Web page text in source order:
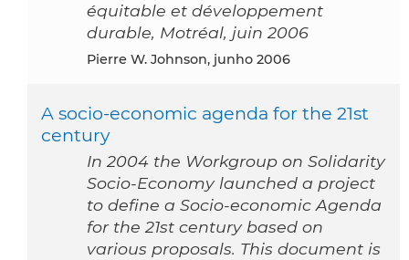
équitable et développement
durable, Motréal, juin 2006
Pierre W. Johnson, junho 2006
A socio-economic agenda for the 21st
century
In 2004 the Workgroup on Solidarity
Socio-Economy launched a project
to define a Socio-economic Agenda
for the 21st century based on
various proposals. This document is